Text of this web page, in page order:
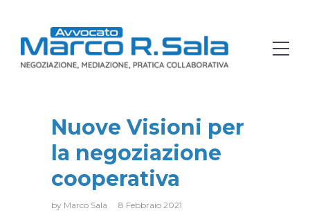
Nuove Visioni per
la negoziazione
cooperativa
by Marco Sala
8 Febbraio 2021